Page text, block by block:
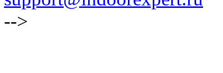
-->